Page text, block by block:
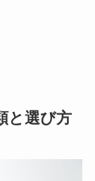
と選び方